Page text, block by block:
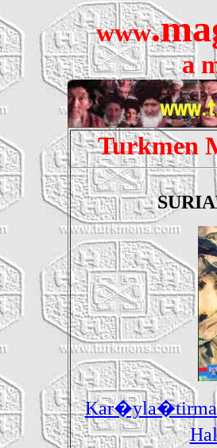
www.
a
Turkmen